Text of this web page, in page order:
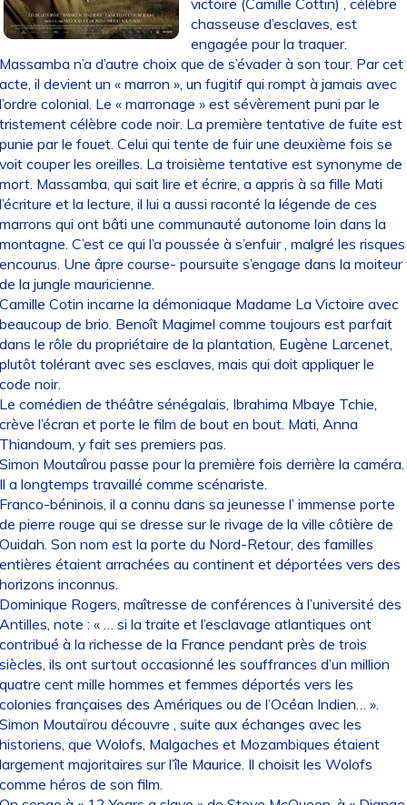
victoire (Camille Cottin) , célèbre
chasseuse d’esclaves, est
engagée pour la traquer.
n’a d’autre choix que de s’évader à son tour. Par cet
il devient un « marron », un fugitif qui rompt à jamais avec
colonial. Le « marronage » est sévèrement puni par le
célèbre code noir. La première tentative de fuite est
par le fouet. Celui qui tente de fuir une deuxième fois se
couper les oreilles. La troisième tentative est synonyme de
Massamba, qui sait lire et écrire, a appris à sa fille Mati
et la lecture, il lui a aussi raconté la légende de ces
qui ont bâti une communauté autonome loin dans la
C’est ce qui l’a poussée à s’enfuir , malgré les risques
Une âpre course- poursuite s’engage dans la moiteur
la jungle mauricienne.
Cotin incarne la démoniaque Madame La Victoire avec
de brio. Benoît Magimel comme toujours est parfait
le rôle du propriétaire de la plantation, Eugène Larcenet,
tolérant avec ses esclaves, mais qui doit appliquer le
noir.
comédien de théâtre sénégalais, Ibrahima Mbaye Tchie,
l’écran et porte le film de bout en bout. Mati, Anna
y fait ses premiers pas.
Moutaîrou passe pour la première fois derrière la caméra.
a longtemps travaillé comme scénariste.
béninois, il a connu dans sa jeunesse l’ immense porte
pierre rouge qui se dresse sur le rivage de la ville côtière de
Son nom est la porte du Nord-Retour, des familles
étaient arrachées au continent et déportées vers des
inconnus.
Rogers, maîtresse de conférences à l’université des
note : « … si la traite et l’esclavage atlantiques ont
à la richesse de la France pendant près de trois
ils ont surtout occasionné les souffrances d’un million
cent mille hommes et femmes déportés vers les
françaises des Amériques ou de l’Océan Indien… ».
Moutaïrou découvre , suite aux échanges avec les
que Wolofs, Malgaches et Mozambiques étaient
majoritaires sur l’île Maurice. Il choisit les Wolofs
héros de son film.